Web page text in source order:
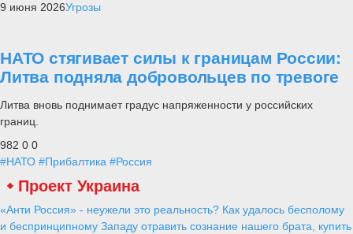
9 июня 2026Угрозы
НАТО стягивает силы к границам России:
Литва подняла добровольцев по тревоге
Литва вновь поднимает градус напряженности у российских
границ.
982 0 0
#НАТО #Прибалтика #Россия
Проект Украина
«Анти Россия» - неужели это реальность? Как удалось бесполому
и беспринципному Западу отравить сознание нашего брата, купить